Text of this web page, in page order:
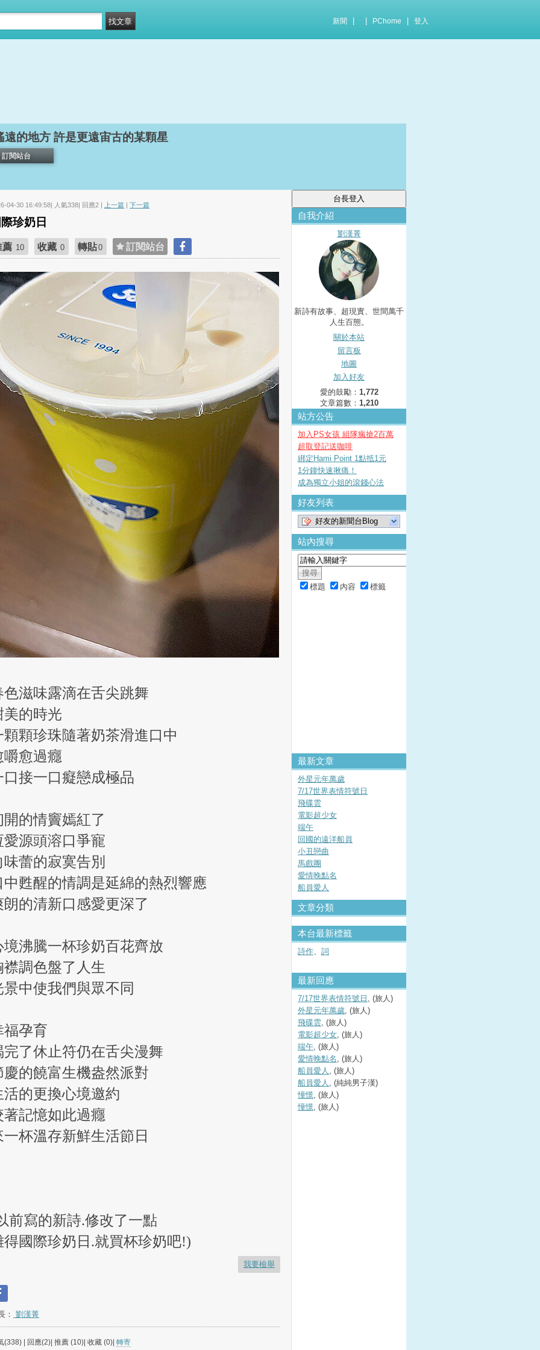
新聞 PChome 登入
遠的地方 許是更遠宙古的某顆星
訂閱站台
04-30 16:49:58| 人氣338| 回應2 | 上一篇 | 下一篇
珍奶日
薦 10 收藏 0 轉貼0 訂閱站台
色滋味露滴在舌尖跳舞
美的時光
顆顆珍珠隨著奶茶滑進口中
嚼愈過癮
口接一口癡戀成極品
開的情竇嫣紅了
愛源頭溶口爭寵
味蕾的寂寞告別
中甦醒的情調是延綿的熱烈響應
朗的清新口感愛更深了
境沸騰一杯珍奶百花齊放
襟調色盤了人生
景中使我們與眾不同
福孕育
完了休止符仍在舌尖漫舞
慶的饒富生機盎然派對
活的更換心境邀約
著記憶如此過癮
一杯溫存新鮮生活節日
前寫的新詩.修改了一點
得國際珍奶日.就買杯珍奶吧!)
我要檢舉
： 劉漢菁
(338) | 回應(2)| 推薦 (10)| 收藏 (0)| 轉寄
自我介紹
劉漢菁
新詩有故事、超現實、世間萬千
人生百態。
關於本站
留言板
地圖
加入好友
愛的鼓勵： 1,772
文章篇數： 1,210
站方公告
加入PS女孩 組隊瘋搶2百萬
超取登記送咖啡
綁定Hami Point 1點抵1元
1分鐘快速揪痛！
成為獨立小姐的滾錢心法
好友列表
好友的新聞台Blog
站內搜尋
標題 內容 標籤
最新文章
外星元年萬歲
7/17世界表情符號日
飛碟雲
電影超少女
端午
回國的遠洋船員
小丑戀曲
馬戲團
愛情晚點名
船員愛人
文章分類
本台最新標籤
詩作、 詞
最新回應
7/17世界表情符號日 , (旅人)
外星元年萬歲, (旅人)
飛碟雲, (旅人)
電影超少女, (旅人)
端午, (旅人)
愛情晚點名 , (旅人)
船員愛人 , (旅人)
船員愛人 , (純純男子漢)
憧憬, (旅人)
憧憬, (旅人)